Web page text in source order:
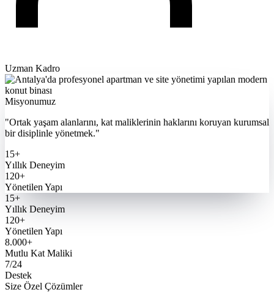
Uzman Kadro
Misyonumuz
"Ortak yaşam alanlarını, kat maliklerinin haklarını koruyan kurumsal
bir disiplinle yönetmek."
15+
Yıllık Deneyim
120+
Yönetilen Yapı
15+
Yıllık Deneyim
120+
Yönetilen Yapı
8.000+
Mutlu Kat Maliki
7/24
Destek
Size Özel Çözümler